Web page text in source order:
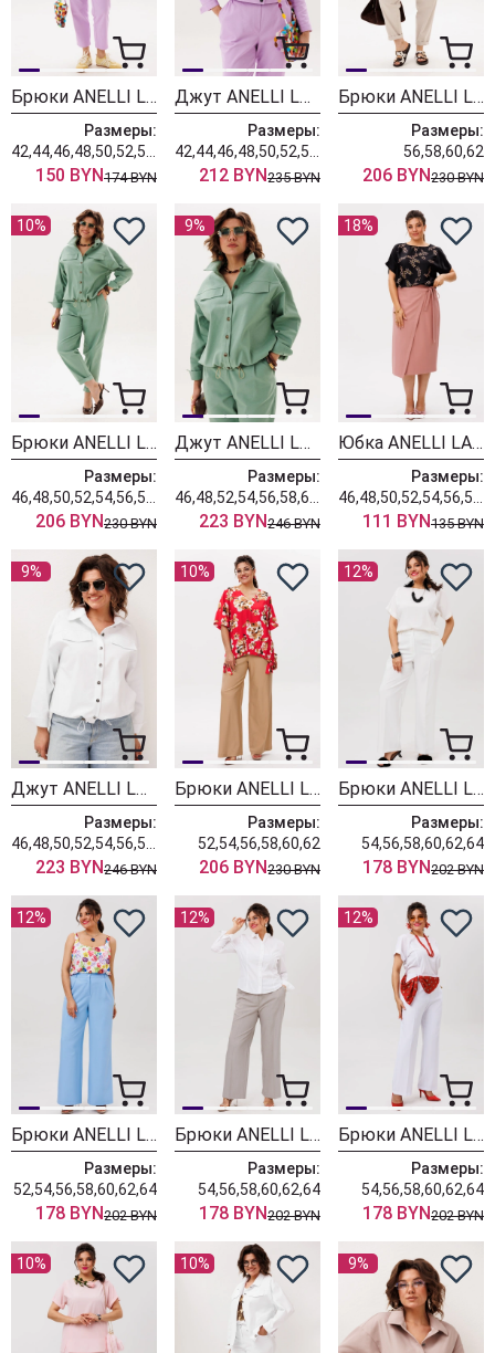
Брюки ANELLI LAUREL 518 лавандовый раф
Размеры:
150 BYN174 BYN
Джут ANELLI LAUREL 717 лавандовый раф
Размеры:
212 BYN235 BYN
Брюки ANELLI LAUREL 1853 нежный песочный
Размеры:
56,58,60,62
206 BYN230 BYN
10%
Брюки ANELLI LAUREL 1853 мягкий изумруд
Размеры:
206 BYN230 BYN
9%
Джут ANELLI LAUREL 1816 мягкий изумруд
Размеры:
223 BYN246 BYN
18%
Юбка ANELLI LAUREL 1858 пыльная роза
Размеры:
111 BYN135 BYN
9%
Джут ANELLI LAUREL 1816 четкий белый
Размеры:
223 BYN246 BYN
10%
Брюки ANELLI LAUREL 1630 светлый тофифи
Размеры:
52,54,56,58,60,62
206 BYN230 BYN
12%
Брюки ANELLI LAUREL 1540-1 молочный пунш
Размеры:
54,56,58,60,62,64
178 BYN202 BYN
12%
Брюки ANELLI LAUREL 1702-1 голубая гортензия
Размеры:
52,54,56,58,60,62,64
178 BYN202 BYN
12%
Брюки ANELLI LAUREL 1540 перезвон ветра
Размеры:
54,56,58,60,62,64
178 BYN202 BYN
12%
Брюки ANELLI LAUREL 1540-1 белый день
Размеры:
54,56,58,60,62,64
178 BYN202 BYN
10% 10% 9%